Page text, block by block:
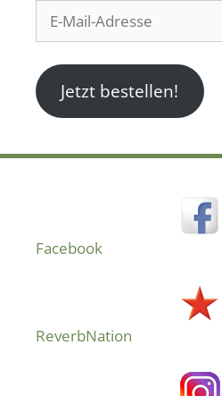
Mail-
Jetzt bestellen!
Facebook
ReverbNation